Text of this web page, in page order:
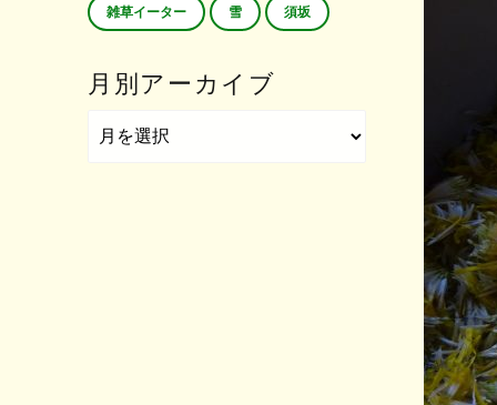
雑草イーター 雪 須坂
月別アーカイブ